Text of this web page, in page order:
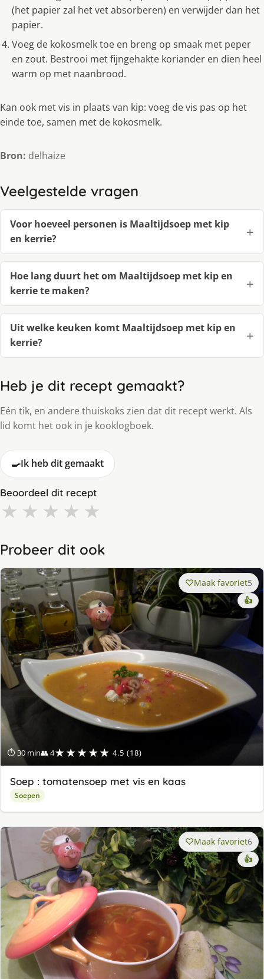
(het papier zal het vet absorberen) en verwijder dan het
papier.
Voeg de kokosmelk toe en breng op smaak met peper
en zout. Bestrooi met fijngehakte koriander en dien heel
warm op met naanbrood.
Kan ook met vis in plaats van kip: voeg de vis pas op het
einde toe, samen met de kokosmelk.
Bron: delhaize
Veelgestelde vragen
Voor hoeveel personen is Maaltijdsoep met kip
en kerrie?
Hoe lang duurt het om Maaltijdsoep met kip en
kerrie te maken?
Uit welke keuken komt Maaltijdsoep met kip en
kerrie?
Heb je dit recept gemaakt?
Eén tik, en andere thuiskoks zien dat dit recept werkt. Als
lid komt het ook in je kooklogboek.
🍳Ik heb dit gemaakt
Beoordeel dit recept
★ ★ ★ ★ ★
Probeer dit ook
⏱ 30 min👥 4★★★★★ 4.5 (18)
Maak favoriet5
👍
Soep : tomatensoep met vis en kaas
Soepen
Maak favoriet6
👍